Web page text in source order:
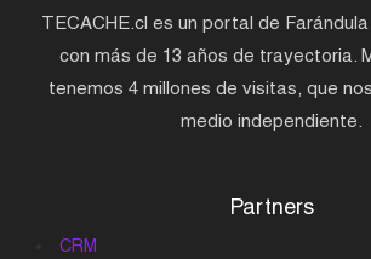
TECACHE.cl es un portal de
con más de 13 años de trayectoria.
tenemos 4 millones de visitas, que
medio independiente.
Partners
CRM